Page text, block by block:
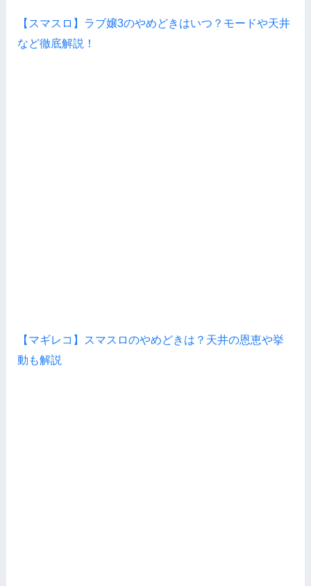
【スマスロ】ラブ嬢3のやめどきはいつ？モードや天井
など徹底解説！
【マギレコ】スマスロのやめどきは？天井の恩恵や挙
動も解説